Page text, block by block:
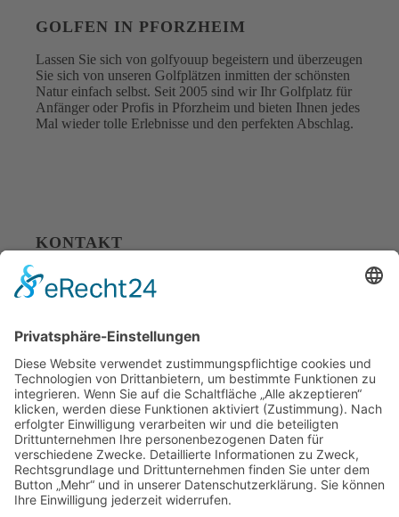
GOLFEN IN PFORZHEIM
Lassen Sie sich von golfyouup begeistern und überzeugen
Sie sich von unseren Golfplätzen inmitten der schönsten
Natur einfach selbst. Seit 2005 sind wir Ihr Golfplatz für
Anfänger oder Profis in Pforzheim und bieten Ihnen jedes
Mal wieder tolle Erlebnisse und den perfekten Abschlag.
KONTAKT
golfyouup GmbH
Karlshäuser Hof 4
Telefax: 07237 – 484001
E-Mail: info@golfyouup.de
SOCIAL MEDIA